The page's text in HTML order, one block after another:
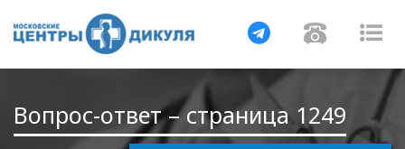
Навигация
Вопрос-ответ – страница 1249